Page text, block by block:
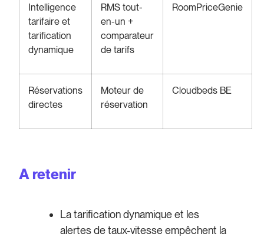
Intelligence
tarifaire et
tarification
dynamique
RMS tout-
en-un +
comparateur
de tarifs
RoomPriceGenie
Réservations
directes
Moteur de
réservation
Cloudbeds BE
A retenir
La tarification dynamique et les
alertes de taux-vitesse empêchent la